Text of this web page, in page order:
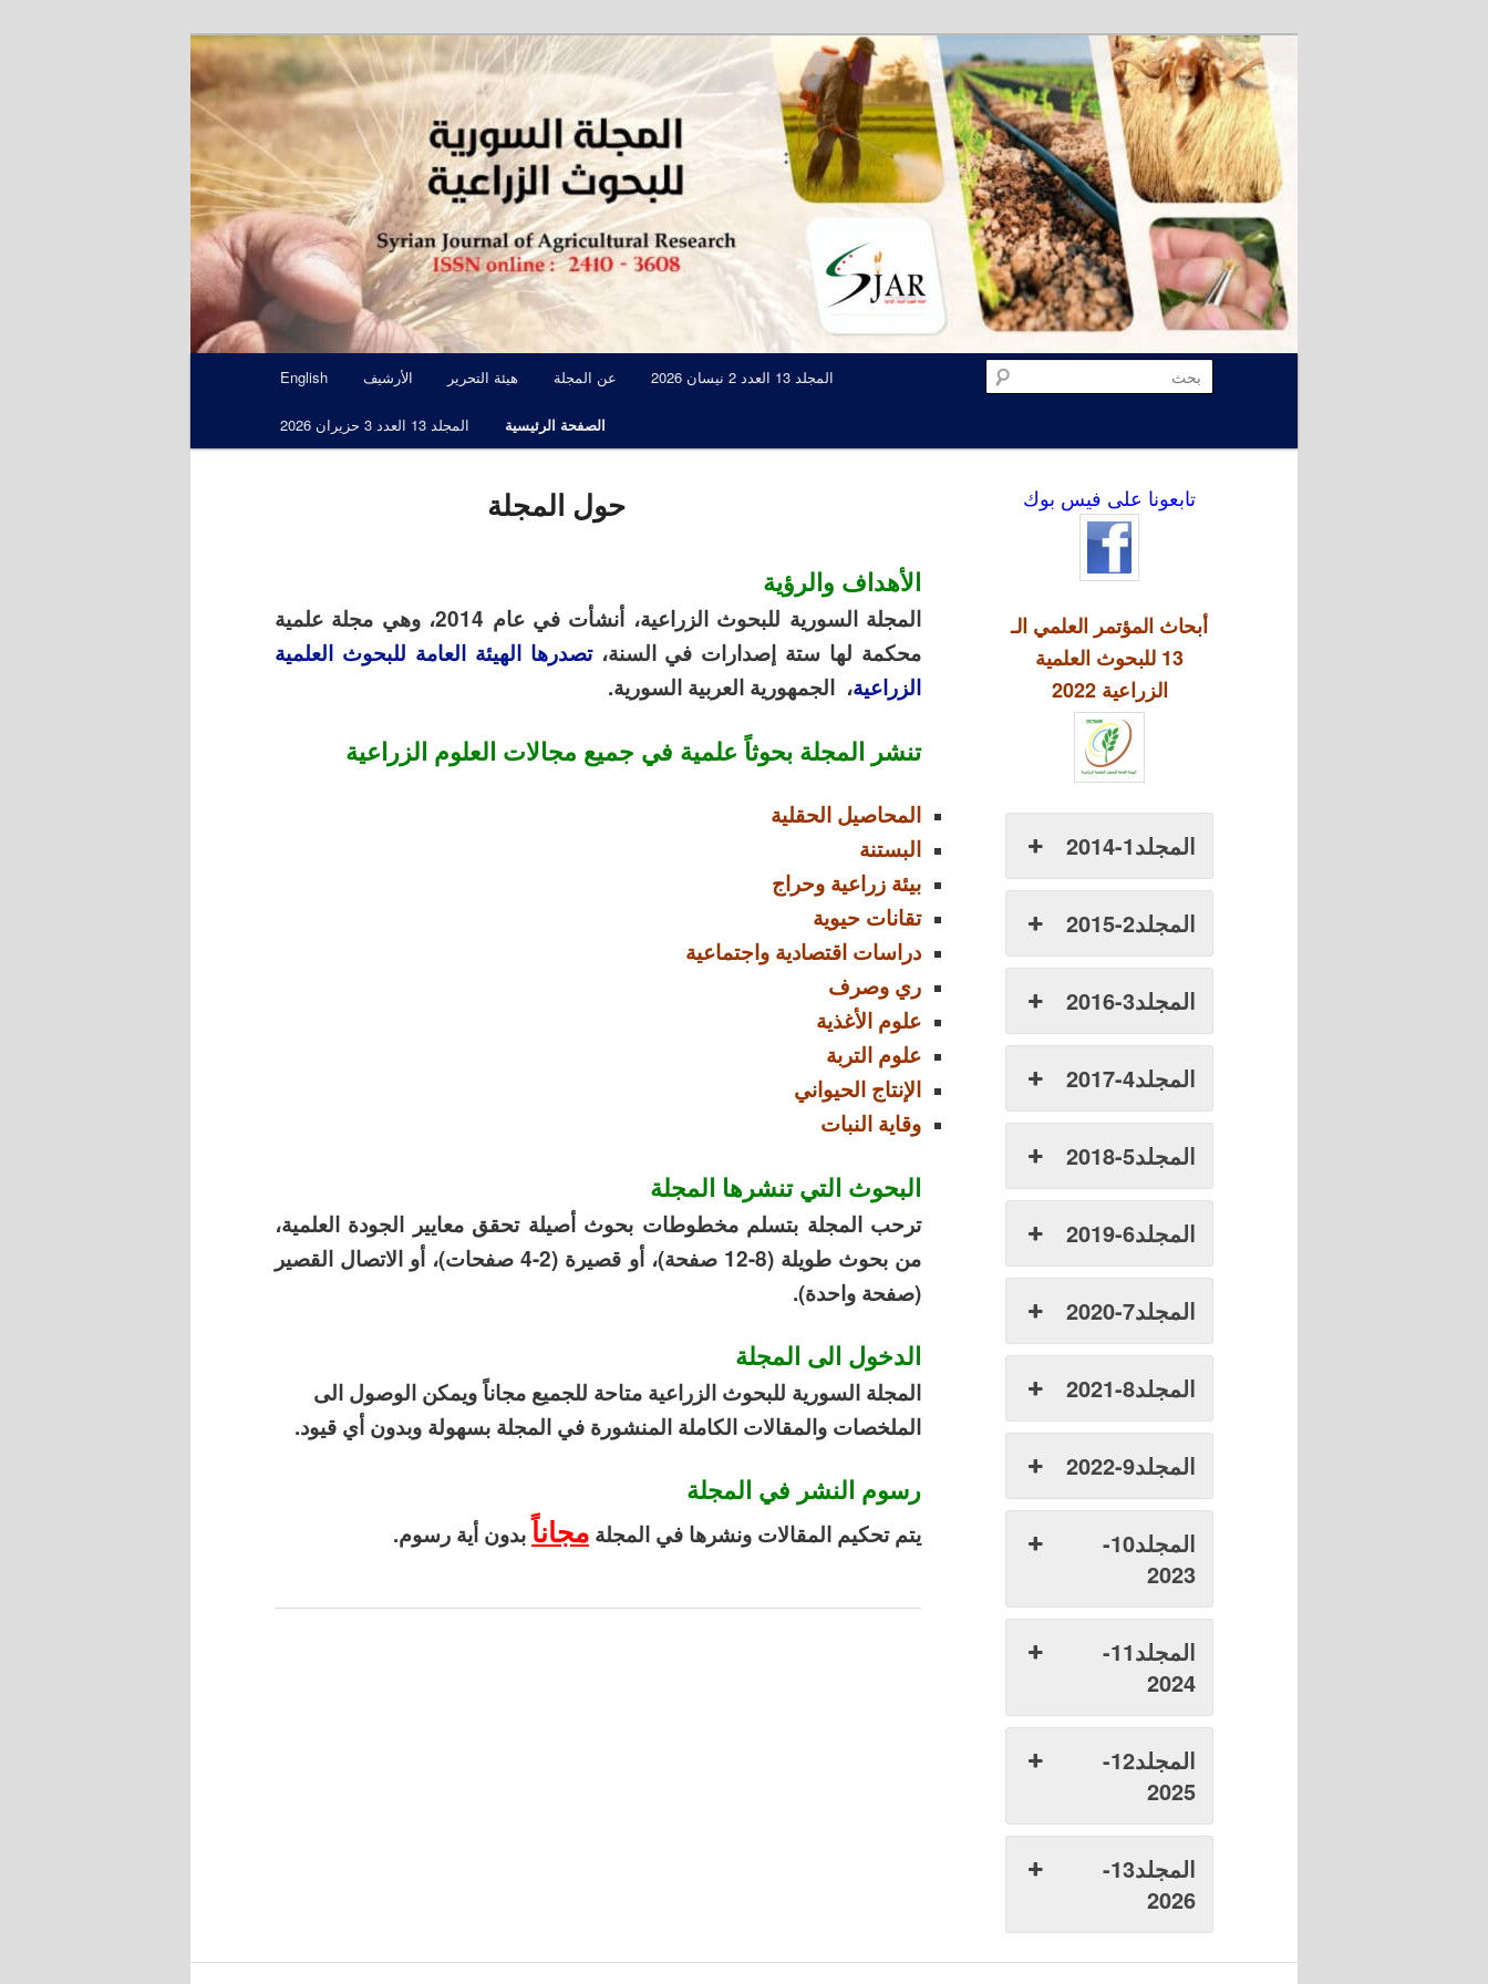
المجلة السورية للبحوث الزراعية SJAR
مجلة علمية محكمة تصدرها الهيئة العامة للبحوث العلمية الزراعية
بحث English الأرشيف هيئة التحرير عن المجلة المجلد 13 العدد 2 نيسان 2026
المجلد 13 العدد 3 حزيران 2026 الصفحة الرئيسية
حول المجلة
الأهداف والرؤية
المجلة السورية للبحوث الزراعية، أنشأت في عام 2014، وهي مجلة علمية
محكمة لها ستة إصدارات في السنة،تصدرها الهيئة العامة للبحوث العلمية
الزراعية، الجمهورية العربية السورية.
تنشر المجلة بحوثاً علمية في جميع مجالات العلوم الزراعية
المحاصيل الحقلية
البستنة
بيئة زراعية وحراج
تقانات حيوية
دراسات اقتصادية واجتماعية
ري وصرف
علوم الأغذية
علوم التربة
الإنتاج الحيواني
وقاية النبات
البحوث التي تنشرها المجلة
ترحب المجلة بتسلم مخطوطات بحوث أصيلة تحقق معايير الجودة العلمية،
من بحوث طويلة (8-12 صفحة)، أو قصيرة
(2-4
صفحات)، أو الاتصال القصير
(صفحة واحدة).
الدخول الى المجلة
المجلة السورية للبحوث الزراعية متاحة للجميع مجاناً ويمكن الوصول الى
الملخصات والمقالات الكاملة المنشورة في المجلة بسهولة وبدون أي قيود.
رسوم النشر في المجلة
يتم تحكيم المقالات ونشرها في المجلة مجاناًبدون أية رسوم.
تابعونا على فيس بوك
أبحاث المؤتمر العلمي الـ
13 للبحوث العلمية
الزراعية 2022
المجلد1-2014
المجلد2-2015
المجلد3-2016
المجلد4-2017
المجلد5-2018
المجلد6-2019
المجلد7-2020
المجلد8-2021
المجلد9-2022
المجلد10-
2023
المجلد11-
2024
المجلد12-
2025
المجلد13-
2026